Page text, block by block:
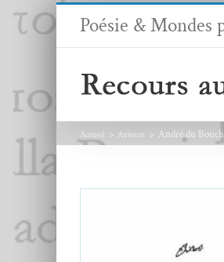
Passer
Poésie & Mondes
Accueil Auteurs André du